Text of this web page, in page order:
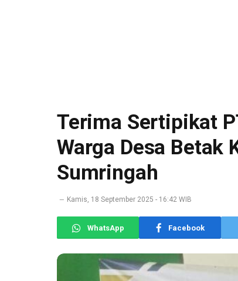
Terima Sertipikat
Warga Desa Betak
Sumringah
Kamis, 18 September 2025 - 16:42 WIB
WhatsApp Facebook